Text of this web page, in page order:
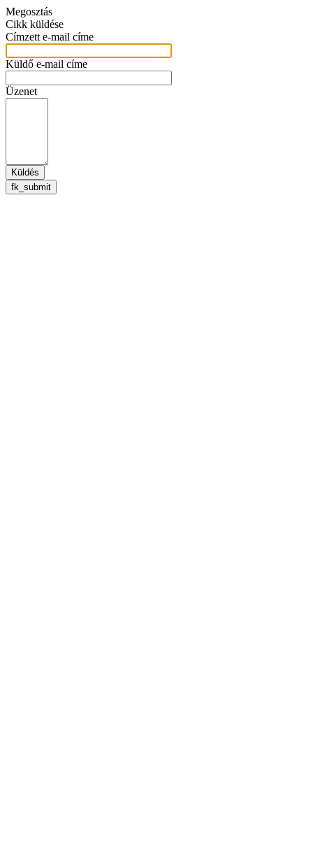
Megosztás
Cikk küldése
Címzett e-mail címe
Küldő e-mail címe
Üzenet